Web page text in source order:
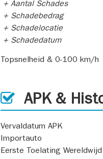
+ Aantal Schades
+ Schadebedrag
+ Schadelocatie
+ Schadedatum
Topsnelheid & 0-100 km/h
APK &
Vervaldatum APK
Importauto
Eerste Toelating Wereldwijd